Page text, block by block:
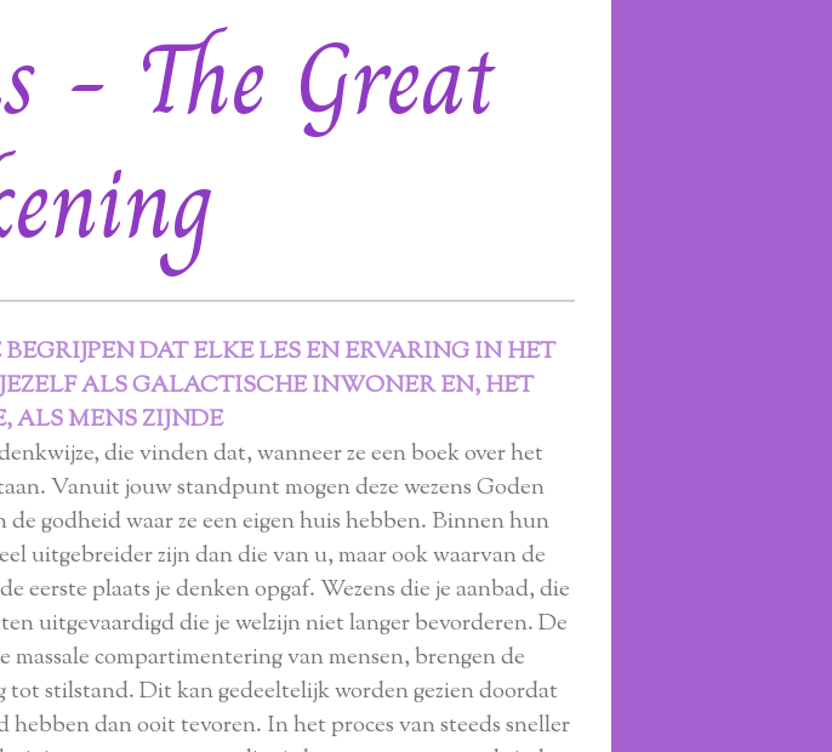
- The Great
DAT ELKE LES EN ERVARING IN HET
ALS GALACTISCHE INWONER EN, HET
ALS MENS ZIJNDE
die vinden dat, wanneer ze een boek over het
Vanuit jouw standpunt mogen deze wezens Goden
godheid waar ze een eigen huis hebben. Binnen hun
uitgebreider zijn dan die van u, maar ook waarvan de
eerste plaats je denken opgaf. Wezens die je aanbad, die
uitgevaardigd die je welzijn niet langer bevorderen. De
compartimentering van mensen, brengen de
tot stilstand. Dit kan gedeeltelijk worden gezien doordat
dan ooit tevoren. In het proces van steeds sneller